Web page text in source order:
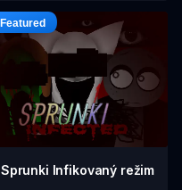
Sprunki Infikovaný režim